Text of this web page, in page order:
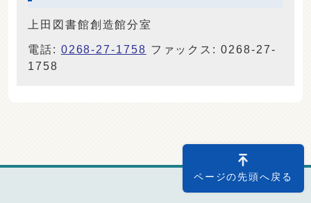
上田図書館創造館分室
電話: 0268-27-1758 ファックス: 0268-27-
1758
ページの先頭へ戻る